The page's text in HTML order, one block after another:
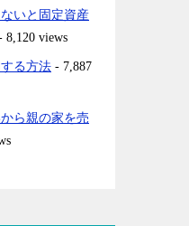
いと固定資産
8,120 views
る方法 - 7,887
ら親の家を売